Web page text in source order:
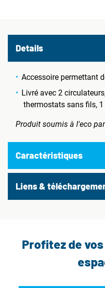
Details
Accessoire permettant
Livré avec 2
thermostats sans fils,
Produit soumis à l'eco
Caractéristiques
Liens &
Profitez de